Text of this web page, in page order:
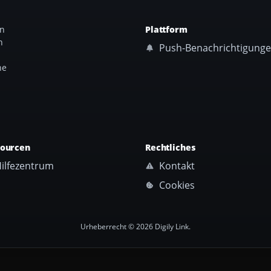
Plattform
Push-
Rechtliches
Kontakt
Cookies
Urheberrecht © 2026 Digily Link.